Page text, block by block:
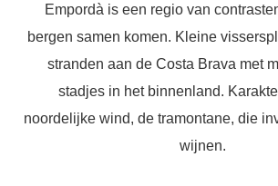
Empordà is een regio van
bergen samen komen. Kleine
stranden aan de Costa Brava met
stadjes in het binnenland.
noordelijke wind, de tramontane, die
wijnen.